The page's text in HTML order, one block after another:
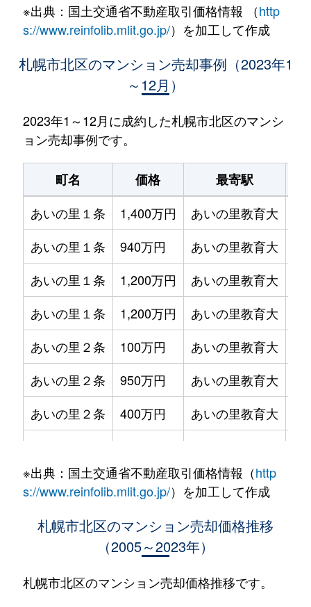
※出典：国土交通省不動産取引価格情報 （http
s://www.reinfolib.mlit.go.jp/）を加工して作成
札幌市北区のマンション売却事例（2023年1
～12月）
2023年1～12月に成約した札幌市北区のマンシ
ョン売却事例です。
町名 価格 最寄駅
あいの里１条
1,400万円 あいの里教育大
あいの里１条
940万円 あいの里教育大
あいの里１条
1,200万円 あいの里教育大
あいの里１条
1,200万円 あいの里教育大
あいの里２条
100万円 あいの里教育大
あいの里２条
950万円 あいの里教育大
あいの里２条
400万円 あいの里教育大
あいの里２条
400万円 あいの里教育大
720万円 あいの里教育大
あいの里２条
550万円 あいの里教育大
※出典：国土交通省不動産取引価格情報（http
s://www.reinfolib.mlit.go.jp/）を加工して作成
札幌市北区のマンション売却価格推移
（2005～2023年）
札幌市北区のマンション売却価格推移です。